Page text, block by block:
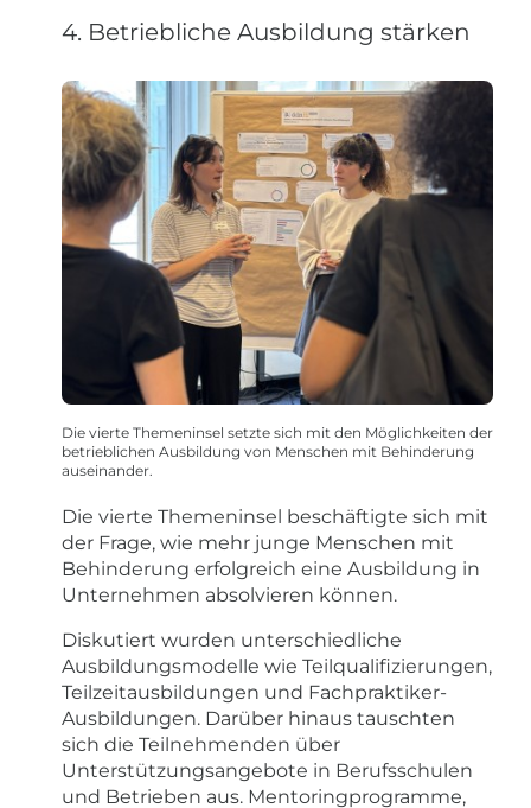
4. Betriebliche Ausbildung stärken
Die vierte Themeninsel setzte sich mit den Möglichkeiten der
betrieblichen Ausbildung von Menschen mit Behinderung
auseinander.
Die vierte Themeninsel beschäftigte sich mit
der Frage, wie mehr junge Menschen mit
Behinderung erfolgreich eine Ausbildung in
Unternehmen absolvieren können.
Diskutiert wurden unterschiedliche
Ausbildungsmodelle wie Teilqualifizierungen,
Teilzeitausbildungen und Fachpraktiker-
Ausbildungen. Darüber hinaus tauschten
sich die Teilnehmenden über
Unterstützungsangebote in Berufsschulen
und Betrieben aus. Mentoringprogramme,